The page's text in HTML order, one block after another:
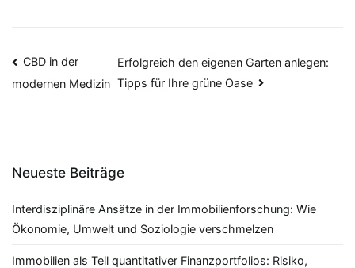
Beitragsnavigation
CBD in der
modernen Medizin
Erfolgreich den eigenen Garten anlegen:
Tipps für Ihre grüne Oase
Neueste Beiträge
Interdisziplinäre Ansätze in der Immobilienforschung: Wie
Ökonomie, Umwelt und Soziologie verschmelzen
Immobilien als Teil quantitativer Finanzportfolios: Risiko,